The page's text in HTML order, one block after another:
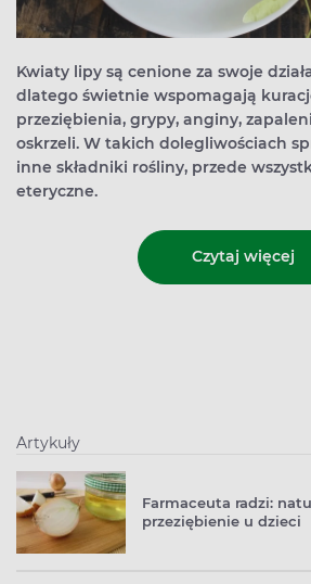
Kwiaty lipy są cenione za swoje
dlatego świetnie wspomagają
przeziębienia, grypy, anginy,
oskrzeli. W takich dolegliwościach
inne składniki rośliny, przede
eteryczne.
Czytaj więcej
Artykuły
Farmaceuta radzi:
przeziębienie u dzieci